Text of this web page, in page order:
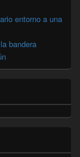
entorno a una
bandera